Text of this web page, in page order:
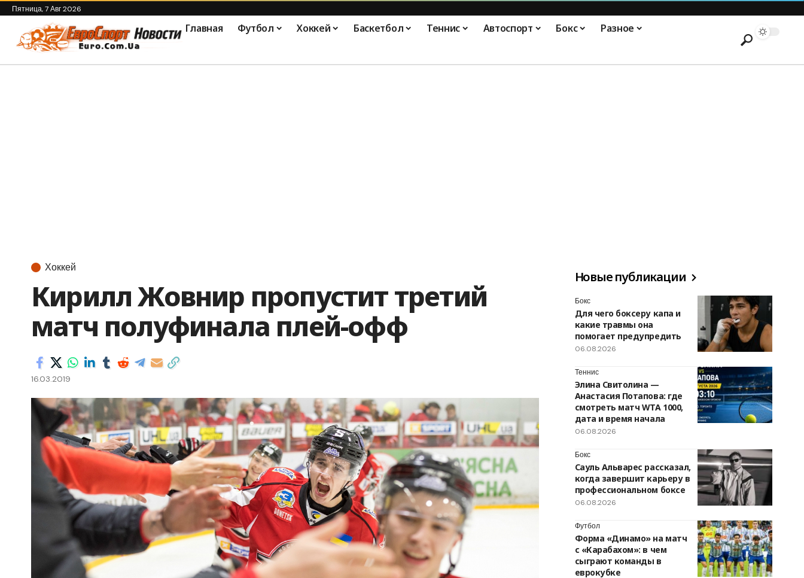
Пятница, 7 Авг 2026
Главная Футбол Хоккей Баскетбол Теннис Автоспорт Бокс Разное
Хоккей
Кирилл Жовнир пропустит третий
матч полуфинала плей-офф
16.03.2019
Новые публикации
Бокс
Для чего боксеру капа и
какие травмы она
помогает предупредить
06.08.2026
Теннис
Элина Свитолина —
Анастасия Потапова: где
смотреть матч WTA 1000,
дата и время начала
06.08.2026
Бокс
Сауль Альварес рассказал,
когда завершит карьеру в
профессиональном боксе
06.08.2026
Футбол
Форма «Динамо» на матч
с «Карабахом»: в чем
сыграют команды в
еврокубке